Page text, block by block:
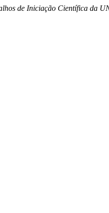
de Iniciação Científica da